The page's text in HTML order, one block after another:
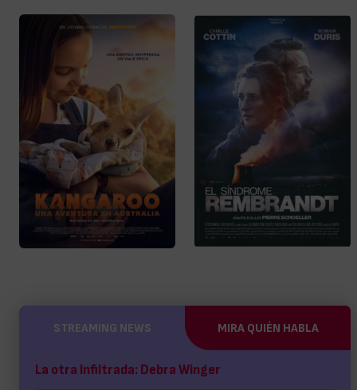
STREAMING NEWS MIRA QUIÉN HABLA
La otra Infiltrada: Debra Winger